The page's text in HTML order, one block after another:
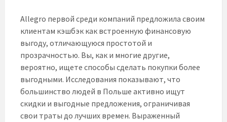
Allegro первой среди компаний предложила своим
клиентам кэшбэк как встроенную финансовую
выгоду, отличающуюся простотой и
прозрачностью. Вы, как и многие другие,
вероятно, ищете способы сделать покупки более
выгодными. Исследования показывают, что
большинство людей в Польше активно ищут
скидки и выгодные предложения, ограничивая
свои траты до лучших времен. Выраженный